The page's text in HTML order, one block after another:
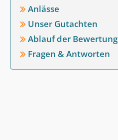
Anlässe
Unser Gutachten
Ablauf der Bewertung
Fragen & Antworten